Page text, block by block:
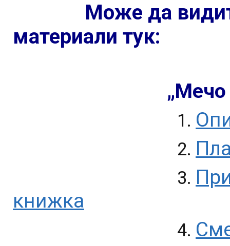
Може да
материали тук:
„Мечо
1.
2.
3.
книжка
4.